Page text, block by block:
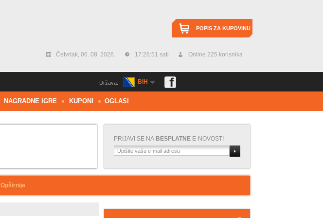
BiH
Država:
POPIS ZA KUPOVINU
Četvrtak, 06. 08. 2026. 17:26:51 sati Online 225 korisnika
NAGRADNE IGRE KUPONI OGLASI
PRIJAVI SE NABESPLATNE E-NOVOSTI
Opširnije